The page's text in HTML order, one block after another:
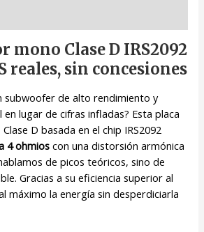
mono Clase D IRS2092
reales, sin concesiones
subwoofer de alto rendimiento y
lugar de cifras infladas? Esta placa
D basada en el chip IRS2092
4 ohmios con una distorsión armónica
de picos teóricos, sino de
Gracias a su eficiencia superior al
máximo la energía sin desperdiciarla